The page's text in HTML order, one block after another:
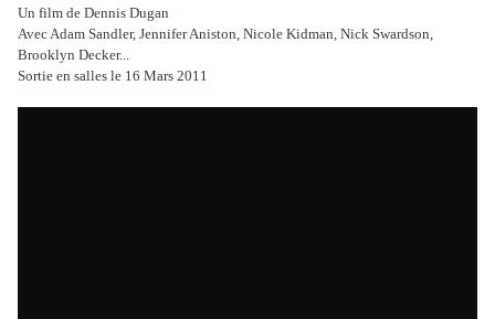
Un film de Dennis Dugan
Avec Adam Sandler, Jennifer Aniston, Nicole Kidman, Nick Swardson,
Brooklyn Decker...
Sortie en salles le 16 Mars 2011